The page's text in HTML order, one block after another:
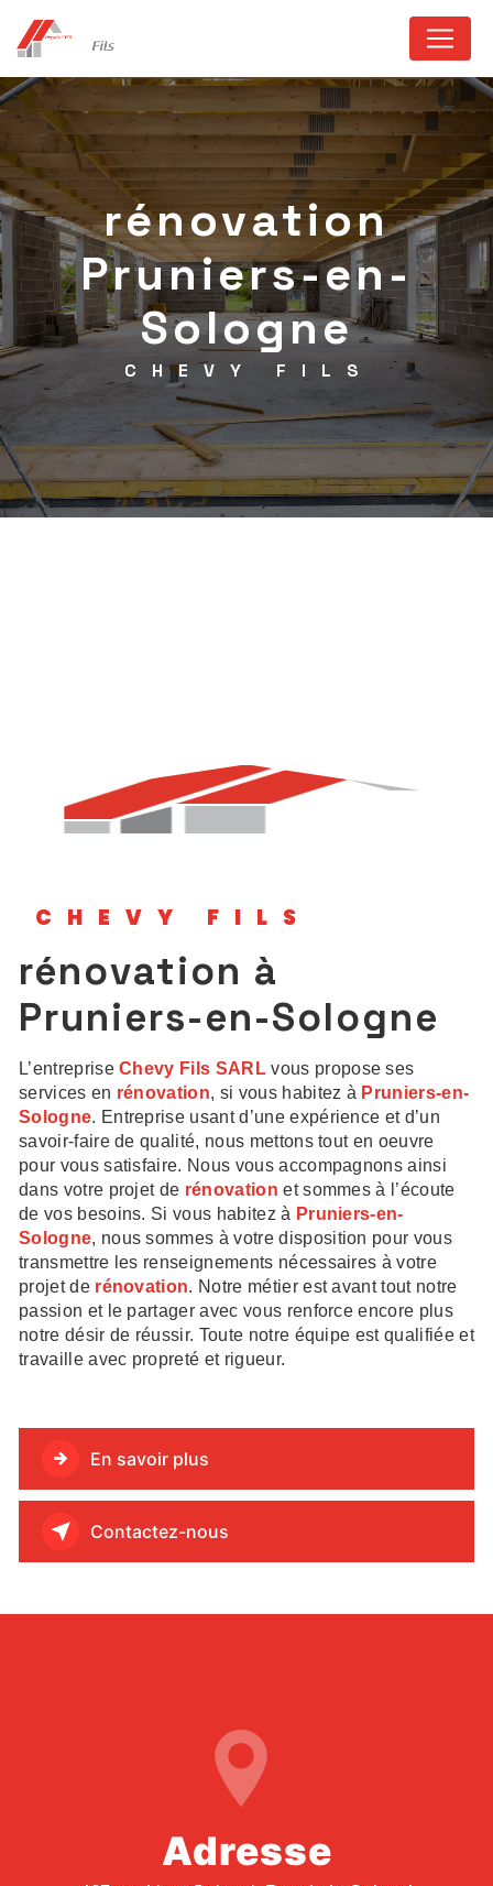
rénovation
Pruniers-en-
Sologne
CHEVY FILS
CHEVY FILS
rénovation à
Pruniers-en-Sologne
L’entrepriseChevy Fils SARLvous propose ses
services en rénovation, si vous habitez à Pruniers-en-
Sologne. Entreprise usant d’une expérience et d’un
savoir-faire de qualité, nous mettons tout en oeuvre
pour vous satisfaire. Nous vous accompagnons ainsi
dans votre projet de rénovation et sommes à l’écoute
de vos besoins. Si vous habitez à Pruniers-en-
Sologne, nous sommes à votre disposition pour vous
transmettre les renseignements nécessaires à votre
projet de rénovation. Notre métier est avant tout notre
passion et le partager avec vous renforce encore plus
notre désir de réussir. Toute notre équipe est qualifiée et
travaille avec propreté et rigueur.
En savoir plus
Contactez-nous
Adresse